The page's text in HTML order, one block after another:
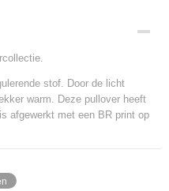
stof. Door de licht
warm. Deze pullover heeft
afgewerkt met een BR print op